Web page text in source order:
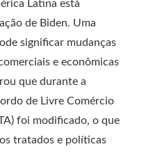
Latina está
de Biden. Uma
significar mudanças
e econômicas
que durante a
de Livre Comércio
foi modificado, o que
tratados e políticas